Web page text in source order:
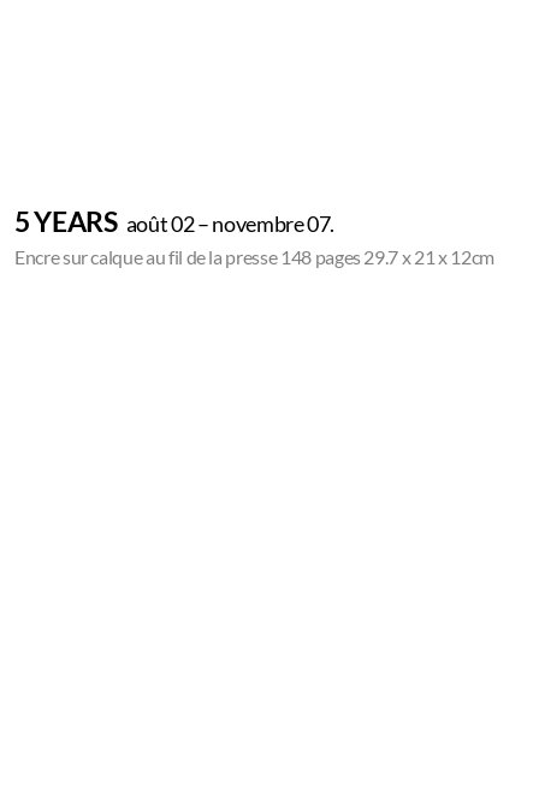
5 YEARS août 02 – novembre 07.
Encre sur calque au fil de la presse 148 pages 29.7 x 21 x 12cm